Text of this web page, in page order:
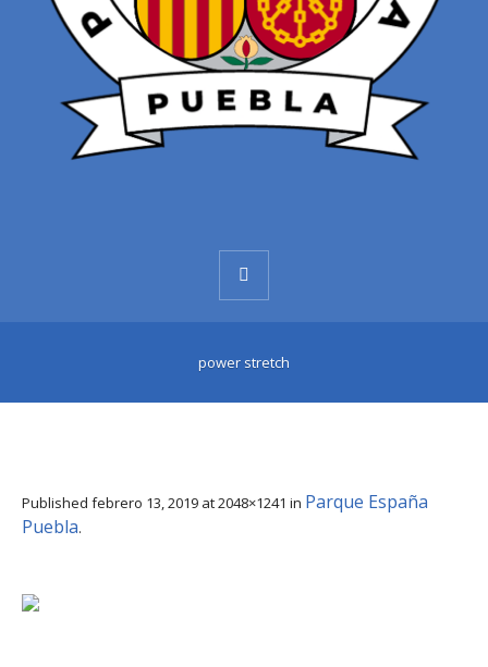
power stretch
Published febrero 13, 2019 at 2048×1241 in Parque España
Puebla.